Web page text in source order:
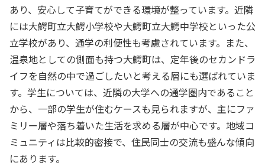
あり、安心して子育てができる環境が整っています。近隣
には大鰐町立大鰐小学校や大鰐町立大鰐中学校といった公
立学校があり、通学の利便性も考慮されています。また、
温泉地としての側面も持つ大鰐町は、定年後のセカンドラ
イフを自然の中で過ごしたいと考える層にも選ばれていま
す。学生については、近隣の大学への通学圏内であること
から、一部の学生が住むケースも見られますが、主にファ
ミリー層や落ち着いた生活を求める層が中心です。地域コ
ミュニティは比較的密接で、住民同士の交流も盛んな傾向
にあります。